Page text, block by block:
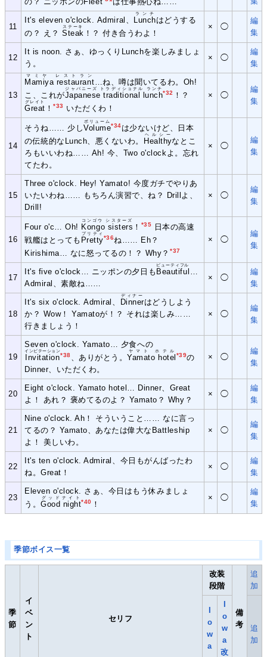
11
It's eleven o'clock. Admiral、 Lunch
ランチ
はどうする
の？ え？Steak
ステーキ
！？ 付き合うわよ！
× ◯
編
集
12
It is noon. さぁ、ゆっくりLunchを楽しみましょ
う。
× ◯
編
集
13
Mamiya restaurant
マミヤ レストラン
…ね、噂は聞いてるわ。Oh!
こ、これがJapanese traditional lunch
ジャパニーズ トラディショナル ランチ
*32
！？
Great
グレイト
！*33 いただくわ！
× ◯
編
集
14
そうね…… 少しVolume
ボリューム
*34は少ないけど、日本
の伝統的なLunch、悪くないわ。 Healthy
ヘルシー
なとこ
ろもいいわね…… Ah! 今、Two o'clockよ。忘れ
てたわ。
× ◯
編
集
15
Three o'clock. Hey! Yamato! 今度ガチでやりあ
いたいわね…… もちろん演習で、ね？ Drillよ、
Drill!
× ◯
編
集
16
Four o'c… Oh! Kongo sisters
コンゴウ シスターズ
！ *35
日本の高速
戦艦はとっても Pretty
プリティ
*36ね…… Eh？
Kirishima… なに怒ってるの！？ Why？ *37
× ◯
編
集
17
It's five o'clock… ニッポンの夕日も Beautiful
ビューティフル
Admiral、素敵ね……
× ◯
編
集
18
It's six o'clock. Admiral、 Dinner
ディナー
はどうしよう
か？ Wow！ Yamatoが！？ それは楽しみ……
行きましょう！
× ◯
編
集
19
Seven o'clock. Yamato… 夕食への
Invitation
インビテーション
*38 、ありがとう。Yamato hotel
ヤマト ホテル
*39の
Dinner、いただくわ。
× ◯
編
集
20
Eight o'clock. Yamato hotel… Dinner、Great
よ！ あれ？ 褒めてるのよ？ Yamato？ Why？
× ◯
編
集
21
Nine o'clock. Ah！ そういうこと…… なに言っ
てるの？ Yamato、あなたは偉大なBattleship
よ！ 美しいわ。
× ◯
編
集
22
It's ten o'clock. Admiral、今日もがんばったわ
ね。Great！
× ◯
編
集
23
Eleven o'clock. さぁ、今日はもう休みましょ
う。Good night
グッドナイト
*40 ！
× ◯
編
集
季節ボイス一覧
季
節
イ
ベ
ン
ト
セリフ
改装
段階
備
考
追
加
o
w
a
o
w
a
改
追
加